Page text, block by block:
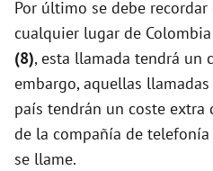
Por último se debe
cualquier lugar de
(8), esta llamada tendrá un
embargo, aquellas
país tendrán un coste extra
de la compañía de
se llame.